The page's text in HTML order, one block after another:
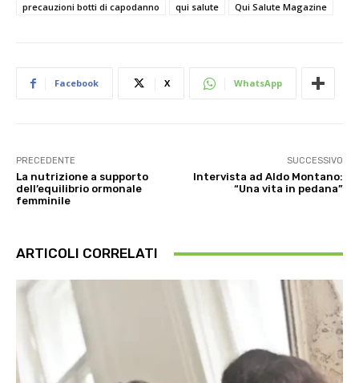
precauzioni botti di capodanno
qui salute Qui Salute Magazine
Facebook X WhatsApp
PRECEDENTE
La nutrizione a supporto
dell’equilibrio ormonale
femminile
SUCCESSIVO
Intervista ad Aldo Montano:
“Una vita in pedana”
ARTICOLI CORRELATI